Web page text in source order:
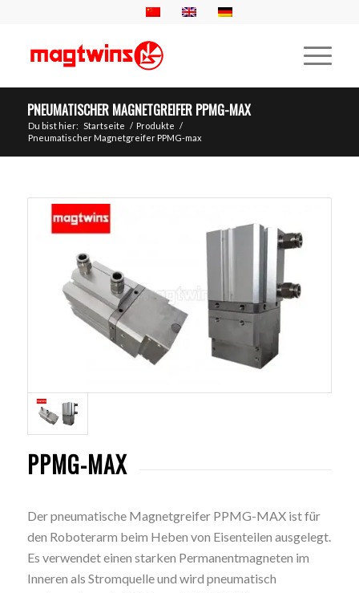
PNEUMATISCHER MAGNETGREIFER PPMG-MAX
Du bist hier: Startseite / Produkte /
Pneumatischer Magnetgreifer PPMG-max
PPMG-MAX
Der pneumatische Magnetgreifer PPMG-MAX ist für
den Roboterarm beim Heben von Eisenteilen ausgelegt.
Es verwendet einen starken Permanentmagneten im
Inneren als Stromquelle und wird pneumatisch